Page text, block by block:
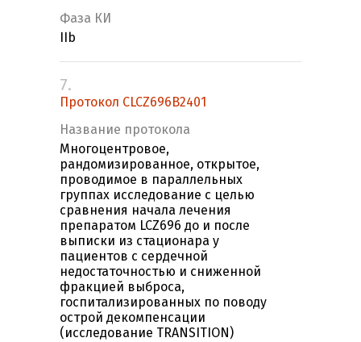
Фаза КИ
IIb
7.
Протокол CLCZ696B2401
Название протокола
Многоцентровое,
рандомизированное, открытое,
проводимое в параллельных
группах исследование с целью
сравнения начала лечения
препаратом LCZ696 до и после
выписки из стационара у
пациентов с сердечной
недостаточностью и сниженной
фракцией выброса,
госпитализированных по поводу
острой декомпенсации
(исследование TRANSITION)